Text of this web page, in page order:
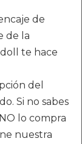
de
de la
te hace
del
Si no sabes
lo compra
nuestra